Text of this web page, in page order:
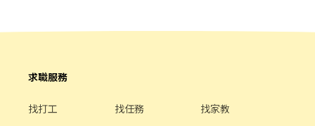
溝通協調能力與跨部門協作能力 2.具執行力、責任心、抗壓性 3.排
班制工作（教育訓練期間固定09:00-18:00，結束後下線到所屬班
貼） . 🤖 【智取店客服-夜班】 #長期 內容：1.解答智取門市用戶問
求職服務
找打工 找任務 找家教